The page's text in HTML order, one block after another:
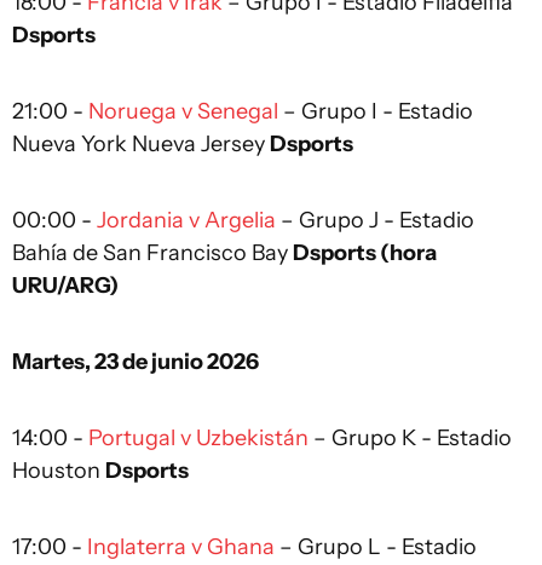
Dsports
21:00 - Noruega v Senegal – Grupo I - Estadio
Nueva York Nueva Jersey Dsports
00:00 - Jordania v Argelia – Grupo J - Estadio
Bahía de San Francisco Bay Dsports (hora
URU/ARG)
Martes, 23 de junio 2026
14:00 - Portugal v Uzbekistán – Grupo K - Estadio
Houston Dsports
17:00 - Inglaterra v Ghana – Grupo L - Estadio